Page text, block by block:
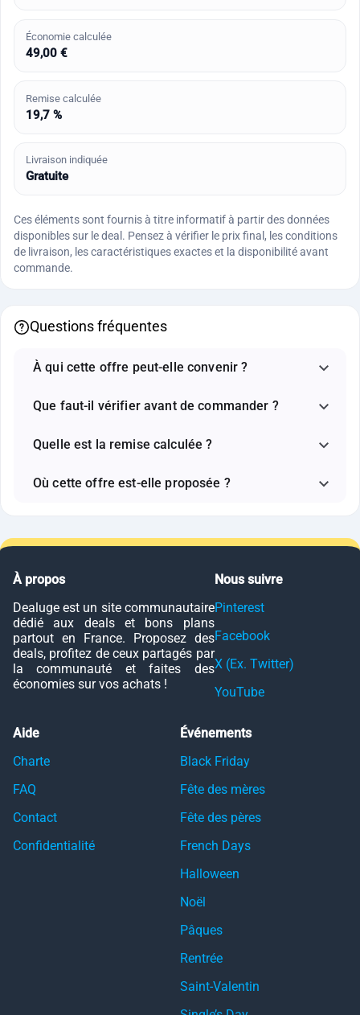
Économie calculée
49,00 €
Remise calculée
19,7 %
Livraison indiquée
Gratuite
Ces éléments sont fournis à titre informatif à partir des données
disponibles sur le deal. Pensez à vérifier le prix final, les conditions
de livraison, les caractéristiques exactes et la disponibilité avant
commande.
Questions fréquentes
À qui cette offre peut-elle convenir ?
Que faut-il vérifier avant de commander ?
Quelle est la remise calculée ?
Où cette offre est-elle proposée ?
À propos
Dealuge est un site communautaire
dédié aux deals et bons plans
partout en France. Proposez des
deals, profitez de ceux partagés par
la communauté et faites des
économies sur vos achats !
Nous suivre
Pinterest
Facebook
X (Ex. Twitter)
YouTube
Aide
Charte
FAQ
Contact
Confidentialité
Événements
Black Friday
Fête des mères
Fête des pères
French Days
Halloween
Noël
Pâques
Rentrée
Saint-Valentin